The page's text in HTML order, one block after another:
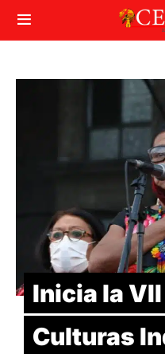
Inicia la
Culturas